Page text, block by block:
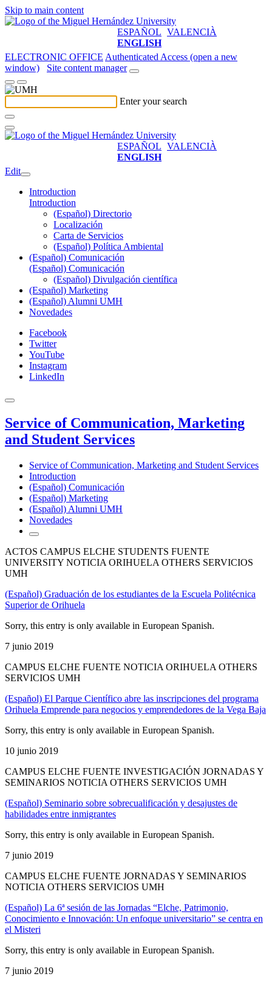
Skip to main content
ESPAÑOL VALENCIÀ
ENGLISH
ELECTRONIC OFFICE Authenticated Access (open a new
window)
Site content manager
Enter your search
ESPAÑOL VALENCIÀ
ENGLISH
Edit
Introduction
Introduction
(Español) Directorio
Localización
Carta de Servicios
(Español) Política Ambiental
(Español) Comunicación
(Español) Comunicación
(Español) Divulgación científica
(Español) Marketing
(Español) Alumni UMH
Novedades
Facebook
Twitter
YouTube
Instagram
LinkedIn
Service of Communication, Marketing
and Student Services
Service of Communication, Marketing and Student Services
Introduction
(Español) Comunicación
(Español) Marketing
(Español) Alumni UMH
Novedades
ACTOS CAMPUS ELCHE STUDENTS FUENTE
UNIVERSITY NOTICIA ORIHUELA OTHERS SERVICIOS
UMH
(Español) Graduación de los estudiantes de la Escuela Politécnica
Superior de Orihuela
Sorry, this entry is only available in European Spanish.
7 junio 2019
CAMPUS ELCHE FUENTE NOTICIA ORIHUELA OTHERS
SERVICIOS UMH
(Español) El Parque Científico abre las inscripciones del programa
Orihuela Emprende para negocios y emprendedores de la Vega Baja
Sorry, this entry is only available in European Spanish.
10 junio 2019
CAMPUS ELCHE FUENTE INVESTIGACIÓN JORNADAS Y
SEMINARIOS NOTICIA OTHERS SERVICIOS UMH
(Español) Seminario sobre sobrecualificación y desajustes de
habilidades entre inmigrantes
Sorry, this entry is only available in European Spanish.
7 junio 2019
CAMPUS ELCHE FUENTE JORNADAS Y SEMINARIOS
NOTICIA OTHERS SERVICIOS UMH
(Español) La 6ª sesión de las Jornadas “Elche, Patrimonio,
Conocimiento e Innovación: Un enfoque universitario” se centra en
el Misteri
Sorry, this entry is only available in European Spanish.
7 junio 2019